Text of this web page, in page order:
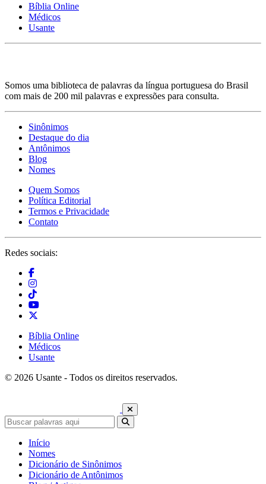
Bíblia Online
Médicos
Usante
Somos uma biblioteca de palavras da língua portuguesa do Brasil
com mais de 200 mil palavras e expressões para consulta.
Sinônimos
Destaque do dia
Antônimos
Blog
Nomes
Quem Somos
Política Editorial
Termos e Privacidade
Contato
Redes sociais:
Bíblia Online
Médicos
Usante
© 2026 Usante - Todos os direitos reservados.
Início
Nomes
Dicionário de Sinônimos
Dicionário de Antônimos